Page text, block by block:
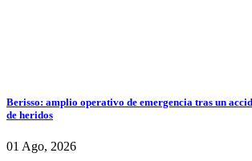
Berisso: amplio operativo de emergencia tras un
de heridos
01 Ago, 2026